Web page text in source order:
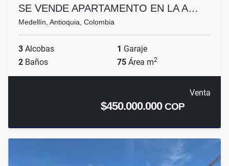
SE VENDE APARTAMENTO EN LA A…
Medellín, Antioquia, Colombia
3 Alcobas 1 Garaje
2 Baños 75 Área m2
Venta
$450.000.000COP